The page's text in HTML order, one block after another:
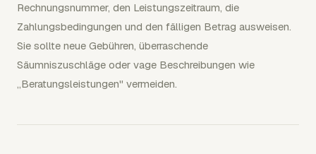
Rechnungsnummer, den Leistungszeitraum, die
Zahlungsbedingungen und den fälligen Betrag ausweisen.
Sie sollte neue Gebühren, überraschende
Säumniszuschläge oder vage Beschreibungen wie
„Beratungsleistungen" vermeiden.